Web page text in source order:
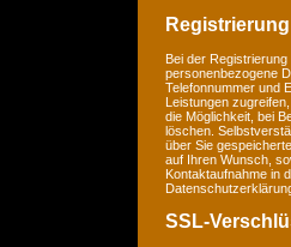
Bei der
personenbezogene
Telefonnummer und
Leistungen
die Möglichkeit, bei
löschen.
über Sie
auf Ihren Wunsch,
Kontaktaufnahme in
SSL-